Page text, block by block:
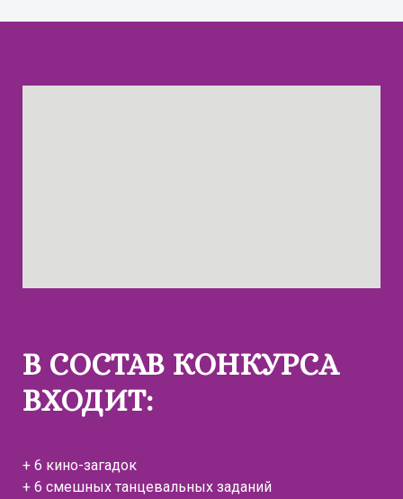
В СОСТАВ КОНКУРСА
ВХОДИТ:
+ 6 кино-загадок
+ 6 смешных танцевальных заданий